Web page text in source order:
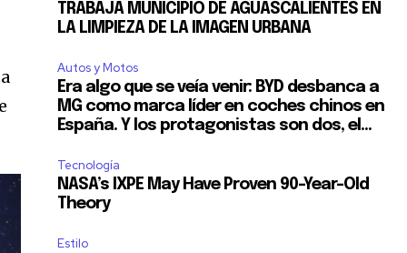
TRABAJA MUNICIPIO DE AGUASCALIENTES EN
LA LIMPIEZA DE LA IMAGEN URBANA
Autos y Motos
Era algo que se veía venir: BYD desbanca a
MG como marca líder en coches chinos en
España. Y los protagonistas son dos, el...
Tecnología
NASA’s IXPE May Have Proven 90-Year-Old
Theory
Estilo